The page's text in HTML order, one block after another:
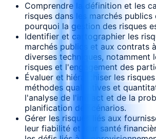
Comprendre la définition et les
risques dans les marchés
pourquoi la gestion des risques
Identifier et cartographier les
marchés publics et aux contrats
diverses techniques, notamment
risques et l'engagement des
Évaluer et hiérarchiser les
méthodes qualitatives et
l'analyse de l'impact et de la
planification de scénarios.
Gérer les risques liés aux
leur fiabilité et leur santé